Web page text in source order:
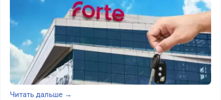
Читать дальше →